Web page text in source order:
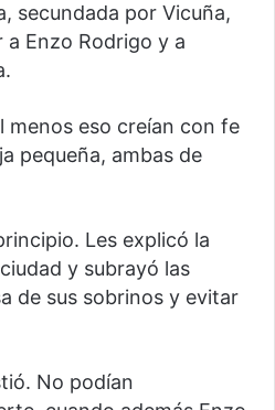
secundada por Vicuña,
a Enzo Rodrigo y a
eso creían con fe
pequeña, ambas de
Les explicó la
y subrayó las
de sus sobrinos y evitar
No podían